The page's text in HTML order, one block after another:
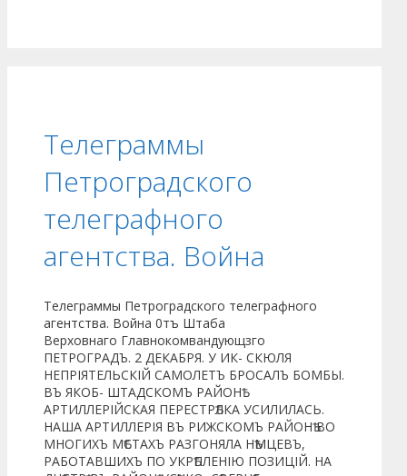
Телеграммы
Петроградского
телеграфного
агентства. Война
Телеграммы Петроградского телеграфного
агентства. Война 0тъ Штаба
Верховнаго Главнокомвандующзго
ПЕТРОГРАДЪ. 2 ДЕКАБРЯ. У ИК- СКЮЛЯ
НЕПРІЯТЕЛЬСКІЙ САМОЛЕТЪ БРОСАЛЪ БОМБЫ.
ВЪ ЯКОБ- ШТАДСКОМЪ РАЙОНѢ
АРТИЛЛЕРІЙСКАЯ ПЕРЕСТРѢЛКА УСИЛИЛАСЬ.
НАША АРТИЛЛЕРІЯ ВЪ РИЖСКОМЪ РАЙОНѢ ВО
МНОГИХЪ МѢСТАХЪ РАЗГОНЯЛА НѢМЦЕВЪ,
РАБОТАВШИХЪ ПО УКРѢПЛЕНІЮ ПОЗИЦІЙ. НА